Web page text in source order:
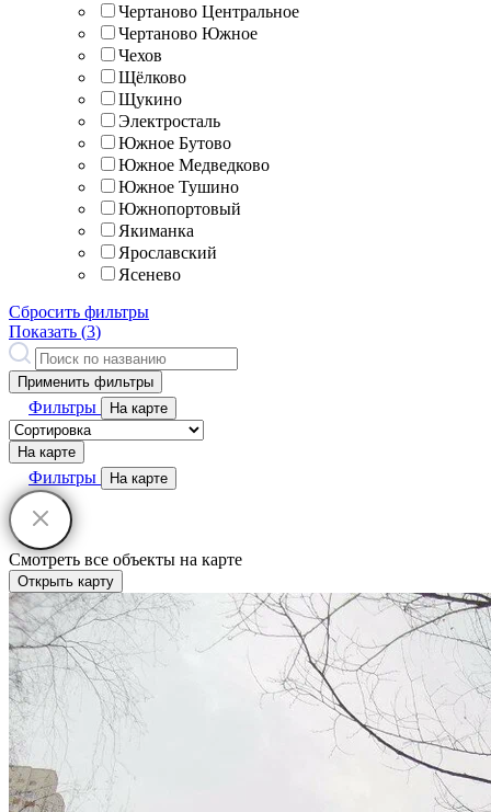
Чертаново Центральное
Чертаново Южное
Чехов
Щёлково
Щукино
Электросталь
Южное Бутово
Южное Медведково
Южное Тушино
Южнопортовый
Якиманка
Ярославский
Ясенево
Сбросить фильтры
Показать (3)
Применить фильтры
Фильтры На карте
На карте
Фильтры На карте
Смотреть все объекты на карте
Открыть карту